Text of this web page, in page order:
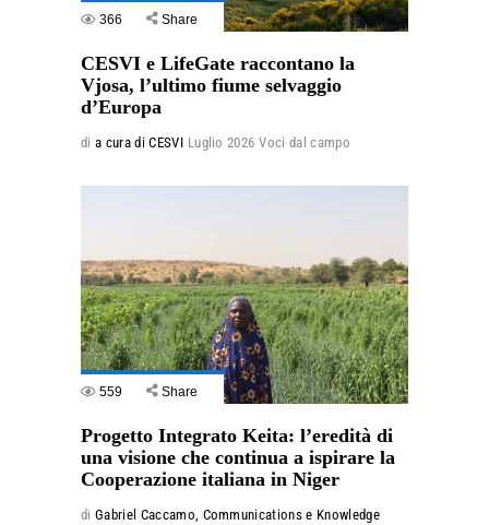
366 Share
CESVI e LifeGate raccontano la
Vjosa, l’ultimo fiume selvaggio
d’Europa
di a cura di CESVI Luglio 2026 Voci dal campo
559 Share
Progetto Integrato Keita: l’eredità di
una visione che continua a ispirare la
Cooperazione italiana in Niger
di Gabriel Caccamo, Communications e Knowledge